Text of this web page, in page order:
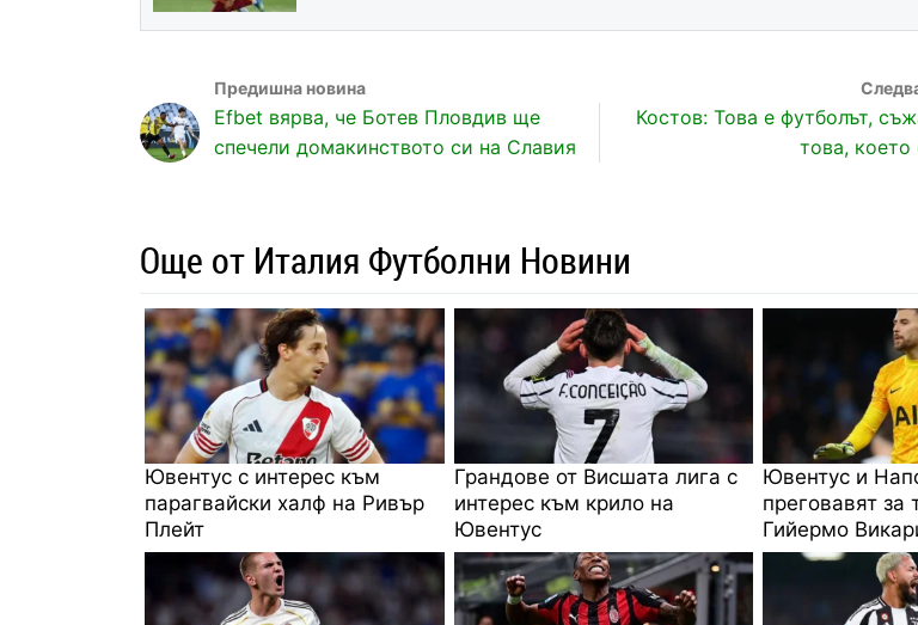
Efbet вярва, че Ботев Пловдив ще
спечели домакинството си на Славия
Костов: Това е футболът,
това, което
Още от Италия Футболни Новини
Ювентус с интерес към
парагвайски халф на Ривър
Плейт
Грандове от Висшата лига с
интерес към крило на
Ювентус
Ювентус и
преговавят за
Гийермо